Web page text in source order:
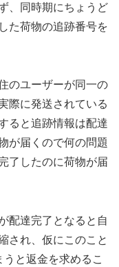
、同時期にちょうど
た荷物の追跡番号を
のユーザーが同一の
際に発送されている
ると追跡情報は配達
が届くので何の問題
了したのに荷物が届
配達完了となると自
され、仮にこのこと
と返金を求めるこ